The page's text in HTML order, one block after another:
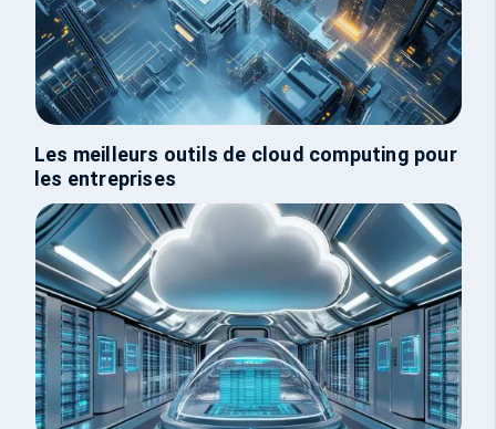
Les meilleurs outils de cloud computing pour
les entreprises